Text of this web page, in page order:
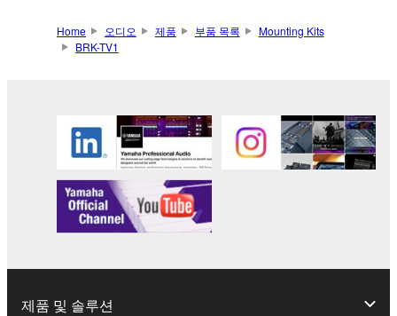
Home 오디오 제품 부품 목록
Mounting Kits
BRK-TV1
제품 및 솔루션